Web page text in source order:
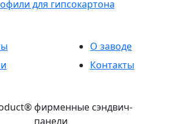
для гипсокартона
О заводе
Контакты
фирменные сэндвич-
панели